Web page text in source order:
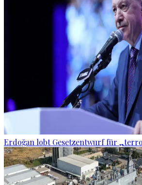
Erdoğan lobt Gesetzentwurf für